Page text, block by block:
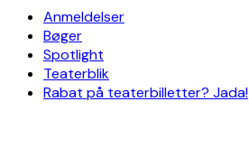
Anmeldelser
Bøger
Spotlight
Teaterblik
Rabat på teaterbilletter? Jada!